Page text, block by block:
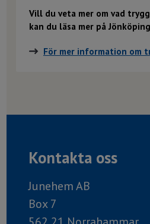
Vill du veta mer om vad
kan du läsa mer på
För mer information om
Kontakta oss
Junehem AB
Box 7